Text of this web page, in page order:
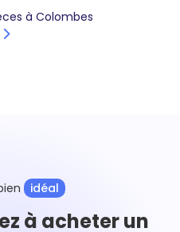
à Colombes
idéal
à acheter un